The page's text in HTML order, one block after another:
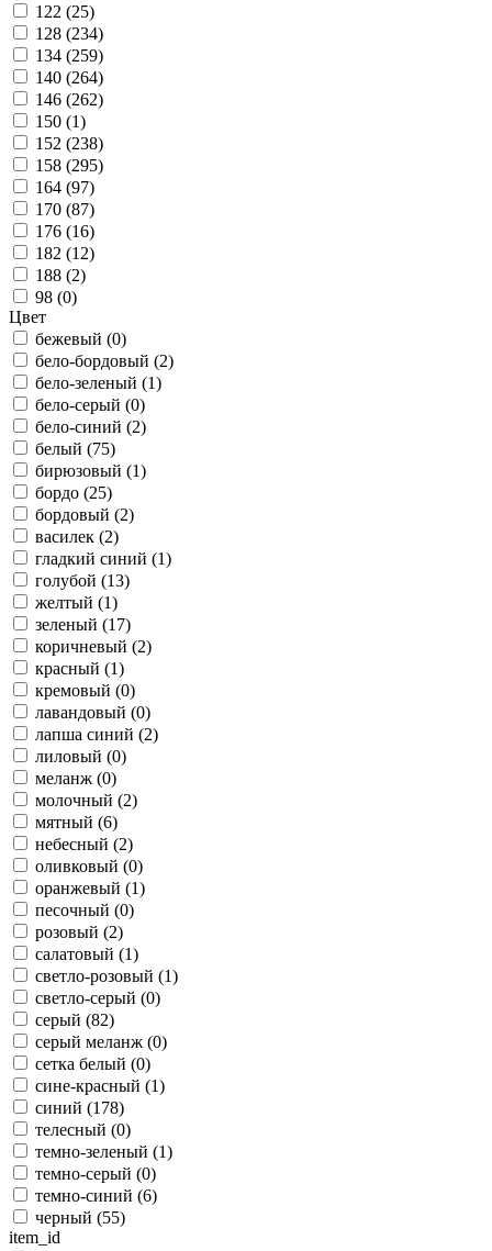
122 (25)
128 (234)
134 (259)
140 (264)
146 (262)
150 (1)
152 (238)
158 (295)
164 (97)
170 (87)
176 (16)
182 (12)
188 (2)
98 (0)
Цвет
бежевый (0)
бело-бордовый (2)
бело-зеленый (1)
бело-серый (0)
бело-синий (2)
белый (75)
бирюзовый (1)
бордо (25)
бордовый (2)
василек (2)
гладкий синий (1)
голубой (13)
желтый (1)
зеленый (17)
коричневый (2)
красный (1)
кремовый (0)
лавандовый (0)
лапша синий (2)
лиловый (0)
меланж (0)
молочный (2)
мятный (6)
небесный (2)
оливковый (0)
оранжевый (1)
песочный (0)
розовый (2)
салатовый (1)
светло-розовый (1)
светло-серый (0)
серый (82)
серый меланж (0)
сетка белый (0)
сине-красный (1)
синий (178)
телесный (0)
темно-зеленый (1)
темно-серый (0)
темно-синий (6)
черный (55)
item_id